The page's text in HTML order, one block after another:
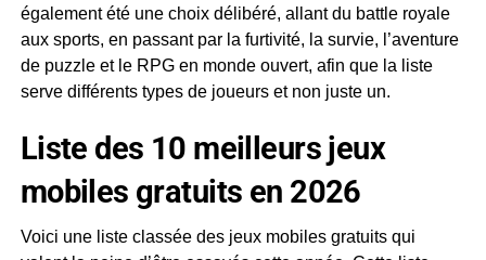
également été une choix délibéré, allant du battle royale
aux sports, en passant par la furtivité, la survie, l’aventure
de puzzle et le RPG en monde ouvert, afin que la liste
serve différents types de joueurs et non juste un.
Liste des 10 meilleurs jeux
mobiles gratuits en 2026
Voici une liste classée des jeux mobiles gratuits qui